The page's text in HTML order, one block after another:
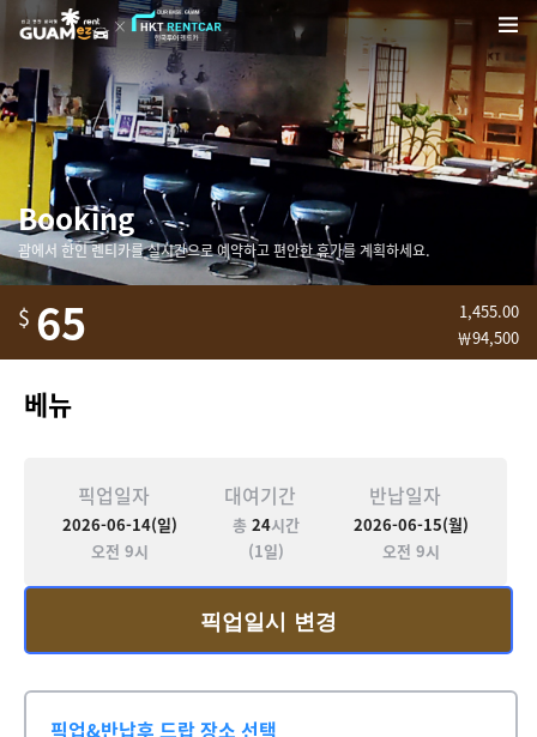
Booking
괌에서 한인 렌티카를 실시간으로 예약하고 편안한 휴가를 계획하세요.
$ 65
1,455.00
￦94,500
베뉴
픽업일자
2026-06-14(일)
오전 9시
대여기간
총24시간
(1일)
반납일자
2026-06-15(월)
오전 9시
픽업일시 변경
픽업&반납후 드랍 장소 선택